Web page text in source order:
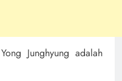
Junghyung adalah